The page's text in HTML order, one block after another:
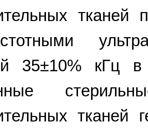
тканей
35±10% кГц
тканей